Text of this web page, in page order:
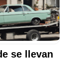
se llevan